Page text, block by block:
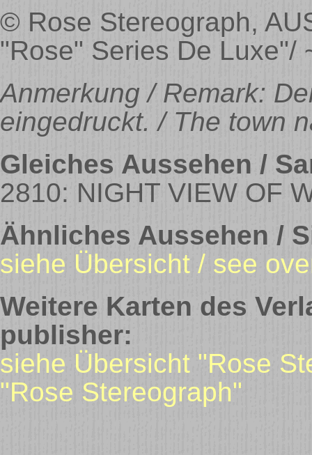
© Rose Stereograph,
"Rose" Series De Luxe"/
Anmerkung / Remark:
eingedruckt. / The town
Gleiches Aussehen /
2810: NIGHT VIEW OF
Ähnliches Aussehen /
siehe Übersicht / see
Weitere Karten des
publisher:
siehe Übersicht "Rose
"Rose Stereograph"